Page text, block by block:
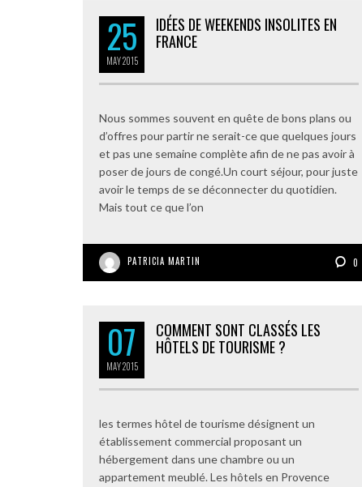
25
MAY2015
IDÉES DE WEEKENDS INSOLITES EN
FRANCE
Nous sommes souvent en quête de bons plans ou
d’offres pour partir ne serait-ce que quelques jours
et pas une semaine complète afin de ne pas avoir à
poser de jours de congé.Un court séjour, pour juste
avoir le temps de se déconnecter du quotidien.
Mais tout ce que l’on
PATRICIA MARTIN 0
07
MAY2015
COMMENT SONT CLASSÉS LES
HÔTELS DE TOURISME ?
les termes hôtel de tourisme désignent un
établissement commercial proposant un
hébergement dans une chambre ou un
appartement meublé. Les hôtels en Provence